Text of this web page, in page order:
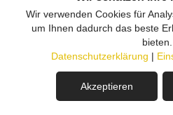
Dieses Produkt ist leider
Onlinefachhandel in der Schweiz
Erstellt mit
Wir verwenden Cookies für
um Ihnen dadurch das beste
bieten.
Datenschutzerklärung |
Akzeptieren